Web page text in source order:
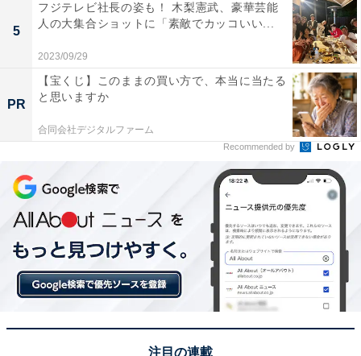
5
フジテレビ社長の姿も！ 木梨憲武、豪華芸能
人の大集合ショットに「素敵でカッコいい...
2023/09/29
PR
【宝くじ】このままの買い方で、本当に当たる
と思いますか
合同会社デジタルファーム
Recommended by
注目の連載